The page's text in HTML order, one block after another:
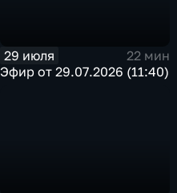
29 июля
22 мин
Эфир от 29.07.2026 (11:40)